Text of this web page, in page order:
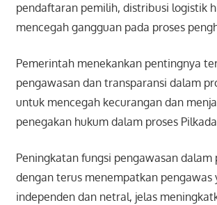
pendaftaran pemilih, distribusi logistik
mencegah gangguan pada proses
Pemerintah menekankan pentingnya
pengawasan dan transparansi dalam
untuk mencegah kecurangan dan
penegakan hukum dalam proses
Peningkatan fungsi pengawasan dalam
dengan terus menempatkan pengawas
independen dan netral, jelas